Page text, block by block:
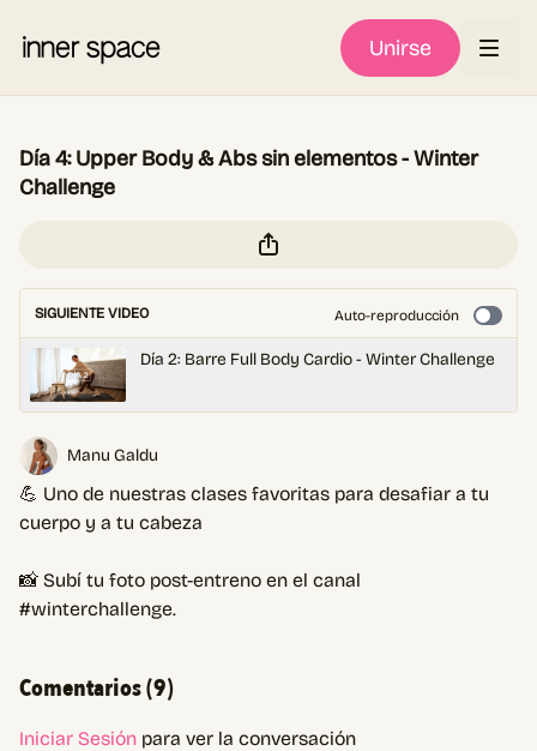
Unirse
Día 4: Upper Body & Abs sin elementos - Winter
Challenge
SIGUIENTE VIDEO Auto-reproducción
Día 2: Barre Full Body Cardio - Winter Challenge
Manu Galdu
💪 Uno de nuestras clases favoritas para desafiar a tu
cuerpo y a tu cabeza
📸 Subí tu foto post-entreno en el canal
#winterchallenge.
Comentarios (9)
Iniciar Sesión para ver la conversación